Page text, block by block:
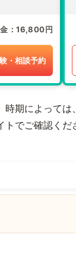
16,800円
・相談予約
期によって
でご確認くだ